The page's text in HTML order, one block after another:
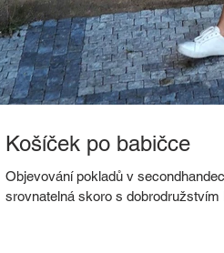
Košíček po babičce
Objevování pokladů v
srovnatelná skoro s dobrodružstvím